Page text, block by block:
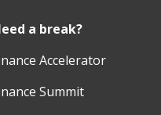
a break?
Accelerator
Summit